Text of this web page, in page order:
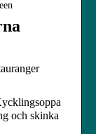
och skinka